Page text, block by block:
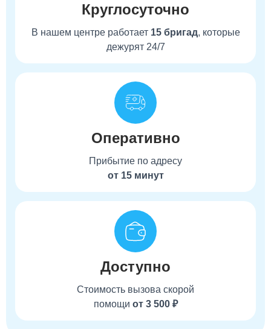
Круглосуточно
В нашем центре работает 15 бригад, которые
дежурят 24/7
Оперативно
Прибытие по адресу
от 15 минут
Доступно
Стоимость вызова скорой
помощи от 3 500 ₽